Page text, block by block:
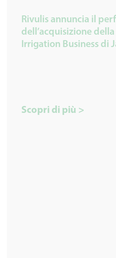
Rivulis annuncia il
dell’acquisizione
Irrigation Business di
Scopri di più >